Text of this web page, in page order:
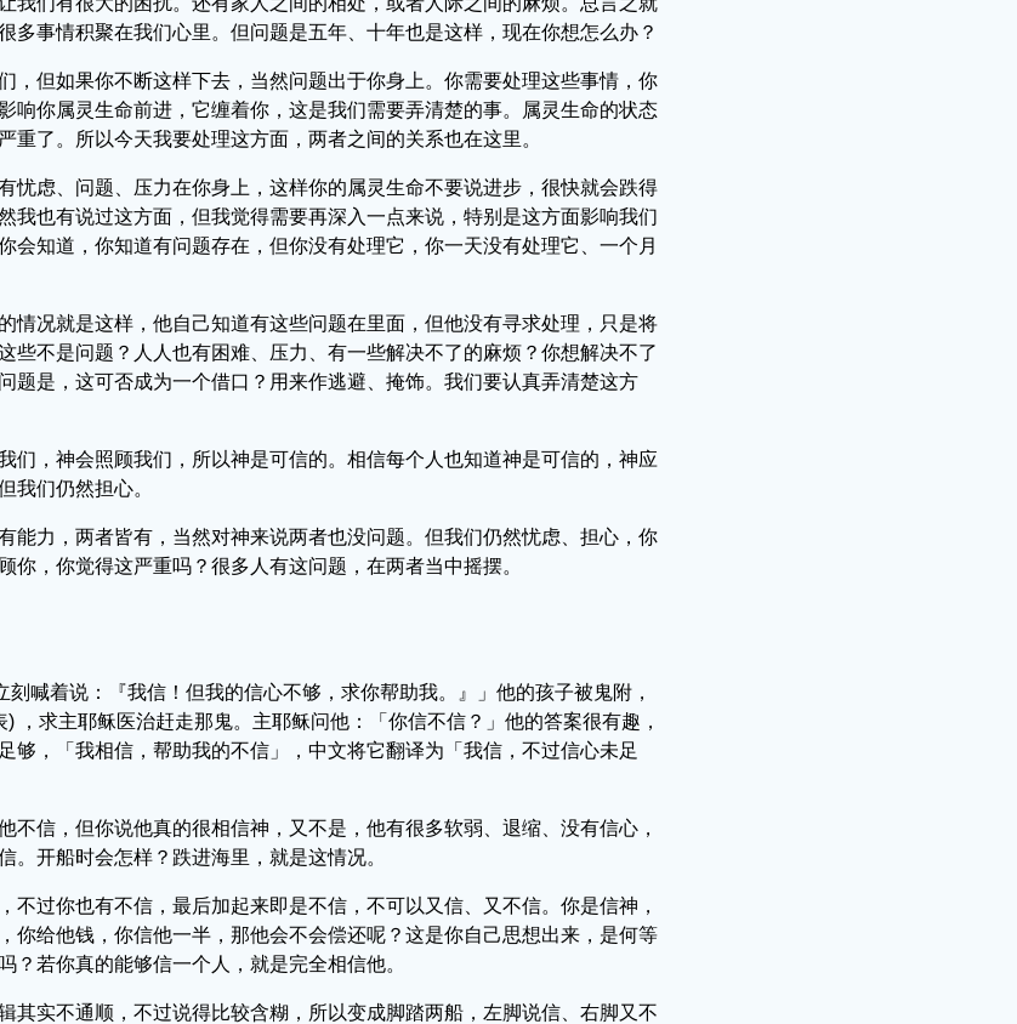
事情积聚在我们心里。但问题是五年、十年也是这样，现在你想怎么办？
但如果你不断这样下去，当然问题出于你身上。你需要处理这些事情，你
你属灵生命前进，它缠着你，这是我们需要弄清楚的事。属灵生命的状态
了。所以今天我要处理这方面，两者之间的关系也在这里。
虑、问题、压力在你身上，这样你的属灵生命不要说进步，很快就会跌得
也有说过这方面，但我觉得需要再深入一点来说，特别是这方面影响我们
知道，你知道有问题存在，但你没有处理它，你一天没有处理它、一个月
况就是这样，他自己知道有这些问题在里面，但他没有寻求处理，只是将
不是问题？人人也有困难、压力、有一些解决不了的麻烦？你想解决不了
是，这可否成为一个借口？用来作逃避、掩饰。我们要认真弄清楚这方
们，神会照顾我们，所以神是可信的。相信每个人也知道神是可信的，神应
我们仍然担心。
力，两者皆有，当然对神来说两者也没问题。但我们仍然忧虑、担心，你
，你觉得这严重吗？很多人有这问题，在两者当中摇摆。
喊着说：『我信！但我的信心不够，求你帮助我。』」他的孩子被鬼附，
求主耶稣医治赶走那鬼。主耶稣问他：「你信不信？」他的答案很有趣，
，「我相信，帮助我的不信」，中文将它翻译为「我信，不过信心未足
信，但你说他真的很相信神，又不是，他有很多软弱、退缩、没有信心，
开船时会怎样？跌进海里，就是这情况。
过你也有不信，最后加起来即是不信，不可以又信、又不信。你是信神，
给他钱，你信他一半，那他会不会偿还呢？这是你自己思想出来，是何等
若你真的能够信一个人，就是完全相信他。
实不通顺，不过说得比较含糊，所以变成脚踏两船，左脚说信、右脚又不